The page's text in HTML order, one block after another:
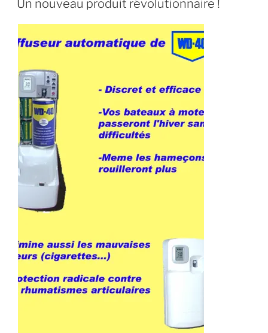
Un nouveau produit révolutionnaire !